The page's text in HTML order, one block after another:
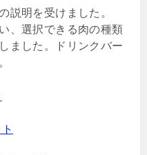
説明を受けました。
、選択できる肉の種類
ました。ドリンクバー